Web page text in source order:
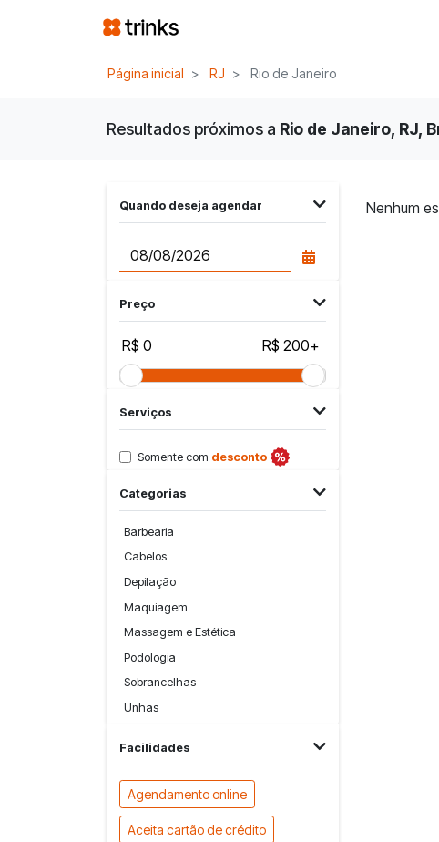
Página inicial RJ Rio de Janeiro
Resultados próximos a Rio de Janeiro, RJ,
Quando deseja agendar
Preço
R$ 0 R$ 200+
Serviços
Somente com desconto
Categorias
Barbearia
Cabelos
Depilação
Maquiagem
Massagem e Estética
Podologia
Sobrancelhas
Unhas
Facilidades
Agendamento online
Aceita cartão de crédito
Nenhum